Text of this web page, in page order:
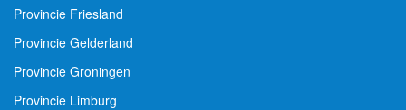
Provincie Friesland
Provincie Gelderland
Provincie Groningen
Provincie Limburg